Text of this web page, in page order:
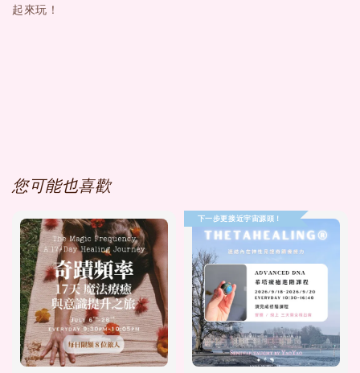
起來玩！
您可能也喜歡
下一步更接近宇宙源頭！